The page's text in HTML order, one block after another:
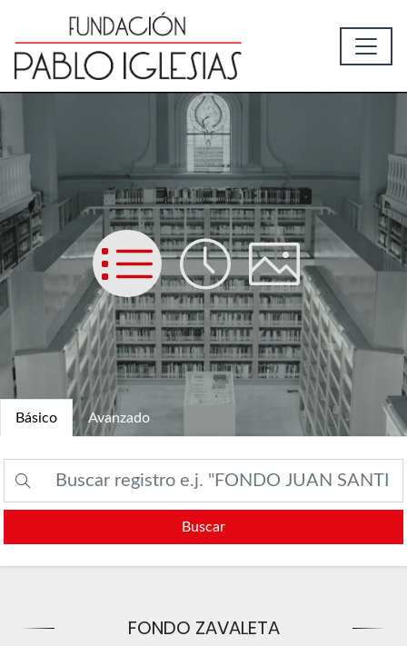
List Time Picture
Básico Avanzado
Buscar
FONDO ZAVALETA